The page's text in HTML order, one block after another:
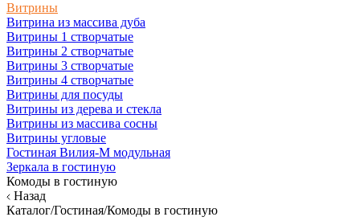
Витрины
Витрина из массива дуба
Витрины 1 створчатые
Витрины 2 створчатые
Витрины 3 створчатые
Витрины 4 створчатые
Витрины для посуды
Витрины из дерева и стекла
Витрины из массива сосны
Витрины угловые
Гостиная Вилия-М модульная
Зеркала в гостиную
Комоды в гостиную
Назад
Каталог/Гостиная/Комоды в гостиную